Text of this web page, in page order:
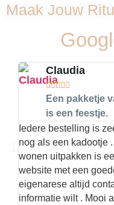
Maak Jouw
Claudia

Een pakketje
is een feestje.
Iedere bestelling is
nog als een kadootje
wonen uitpakken is
website met een
eigenarese altijd
informatie wilt . Mooi